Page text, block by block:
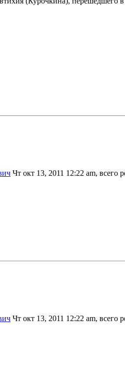
Чт окт 13, 2011 12:22 am, всего
Чт окт 13, 2011 12:22 am, всего